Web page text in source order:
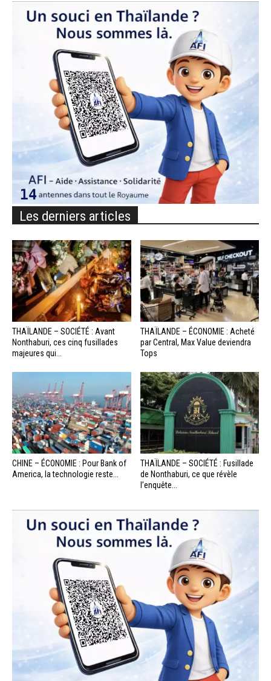
Les derniers articles
THAÏLANDE – SOCIÉTÉ : Avant
Nonthaburi, ces cinq fusillades
majeures qui...
THAÏLANDE – ÉCONOMIE : Acheté
par Central, Max Value deviendra
Tops
CHINE – ÉCONOMIE : Pour Bank of
America, la technologie reste...
THAÏLANDE – SOCIÉTÉ : Fusillade
de Nonthaburi, ce que révèle
l’enquête...